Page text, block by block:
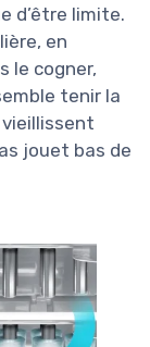
d’être limite.
en
le cogner,
tenir la
jouet bas de